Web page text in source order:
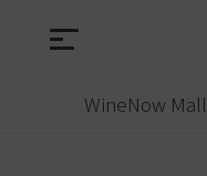
WineNow Mall